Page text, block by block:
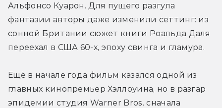
Альфонсо Куарон. Для пущего разгула
фантазии авторы даже изменили сеттинг: из
сонной Британии сюжет книги Роальда Даля
переехал в США 60-х, эпоху свинга и гламура.
Ещё в начале года фильм казался одной из
главных кинопремьер Хэллоуина, но в разгар
эпидемии студия Warner Bros. сначала